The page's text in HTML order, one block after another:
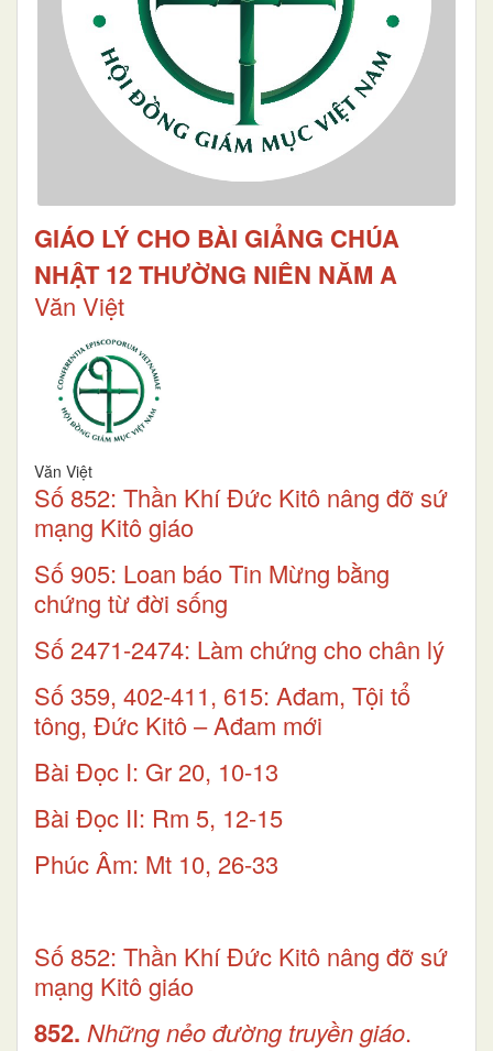
GIÁO LÝ CHO BÀI GIẢNG CHÚA
NHẬT 12 THƯỜNG NIÊN NĂM A
Văn Việt
Văn Việt
Số 852: Thần Khí Đức Kitô nâng đỡ sứ
mạng Kitô giáo
Số 905: Loan báo Tin Mừng bằng
chứng từ đời sống
Số 2471-2474: Làm chứng cho chân lý
Số 359, 402-411, 615: Ađam, Tội tổ
tông, Đức Kitô – Ađam mới
Bài Ðọc I: Gr 20, 10-13
Bài Ðọc II: Rm 5, 12-15
Phúc Âm: Mt 10, 26-33
Số 852: Thần Khí Đức Kitô nâng đỡ sứ
mạng Kitô giáo
852. Những nẻo đường truyền giáo.